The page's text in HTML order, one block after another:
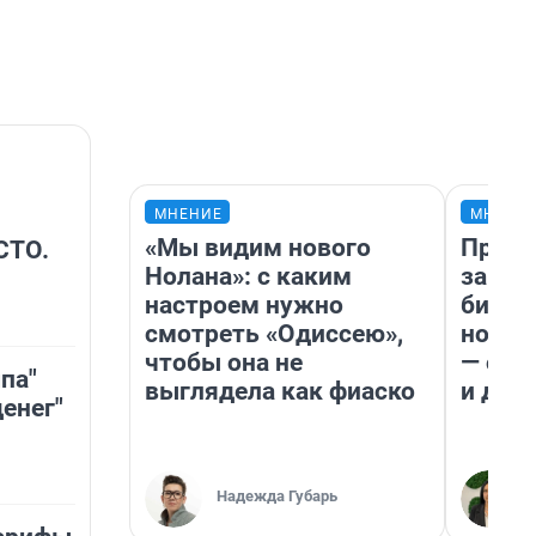
МНЕНИЕ
«Мы видим нового
Нолана»: с каким
настроем нужно
смотреть «Одиссею»,
чтобы она не
выглядела как фиаско
Надежда Губарь
— он
и